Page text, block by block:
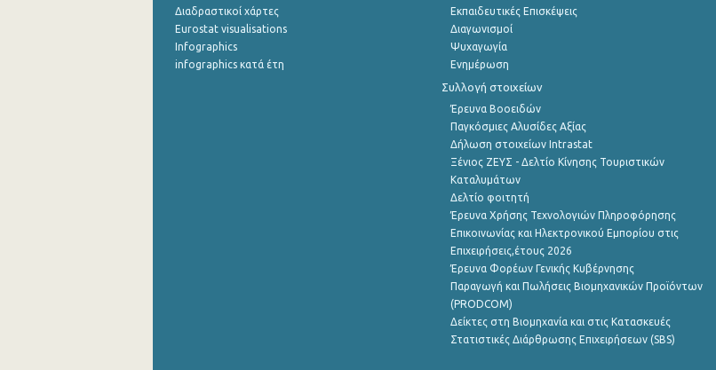
Διαδραστικοί χάρτες
Eurostat visualisations
Infographics
infographics κατά έτη
Εκπαιδευτικές Επισκέψεις
Διαγωνισμοί
Ψυχαγωγία
Ενημέρωση
Συλλογή στοιχείων
Έρευνα Βοοειδών
Παγκόσμιες Αλυσίδες Αξίας
Δήλωση στοιχείων Intrastat
Ξένιος ΖΕΥΣ - Δελτίο Κίνησης Τουριστικών
Καταλυμάτων
Δελτίο φοιτητή
Έρευνα Χρήσης Τεχνολογιών Πληροφόρησης
Επικοινωνίας και Ηλεκτρονικού Εμπορίου στις
Επιχειρήσεις,έτους 2026
Έρευνα Φορέων Γενικής Κυβέρνησης
Παραγωγή και Πωλήσεις Βιομηχανικών Προϊόντων
(PRODCOM)
Δείκτες στη Βιομηχανία και στις Κατασκευές
Στατιστικές Διάρθρωσης Επιχειρήσεων (SBS)